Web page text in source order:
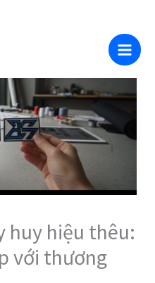
huy hiệu thêu:
với thương